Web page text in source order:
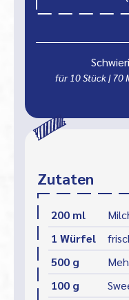
für 10 Stück|70
Zutaten
200 ml
1 Würfel
500 g
100 g